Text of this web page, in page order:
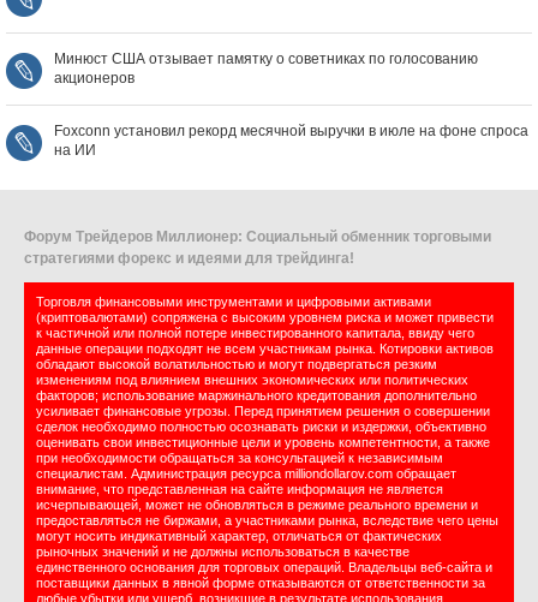
Минюст США отзывает памятку о советниках по голосованию
акционеров
Foxconn установил рекорд месячной выручки в июле на фоне спроса
на ИИ
Форум Трейдеров Миллионер: Социальный обменник торговыми
стратегиями форекс и идеями для трейдинга!
Торговля финансовыми инструментами и цифровыми активами
(криптовалютами) сопряжена с высоким уровнем риска и может привести
к частичной или полной потере инвестированного капитала, ввиду чего
данные операции подходят не всем участникам рынка. Котировки активов
обладают высокой волатильностью и могут подвергаться резким
изменениям под влиянием внешних экономических или политических
факторов; использование маржинального кредитования дополнительно
усиливает финансовые угрозы. Перед принятием решения о совершении
сделок необходимо полностью осознавать риски и издержки, объективно
оценивать свои инвестиционные цели и уровень компетентности, а также
при необходимости обращаться за консультацией к независимым
специалистам. Администрация ресурса milliondollarov.com обращает
внимание, что представленная на сайте информация не является
исчерпывающей, может не обновляться в режиме реального времени и
предоставляться не биржами, а участниками рынка, вследствие чего цены
могут носить индикативный характер, отличаться от фактических
рыночных значений и не должны использоваться в качестве
единственного основания для торговых операций. Владельцы веб-сайта и
поставщики данных в явной форме отказываются от ответственности за
любые убытки или ущерб, возникшие в результате использования